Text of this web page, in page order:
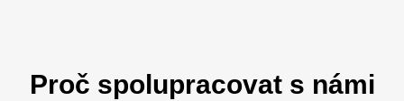
Proč spolupracovat s námi